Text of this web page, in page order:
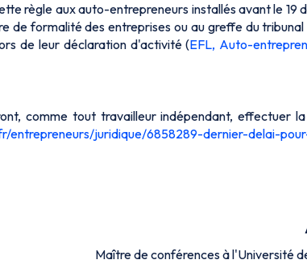
règle aux auto-entrepreneurs installés avant le 19
de formalité des entreprises ou au greffe du
de leur déclaration d'activité (EFL, Auto-
comme tout travailleur indépendant, effectuer
entrepreneurs/juridique/6858289-dernier-delai-
Maître de conférences à l'Université